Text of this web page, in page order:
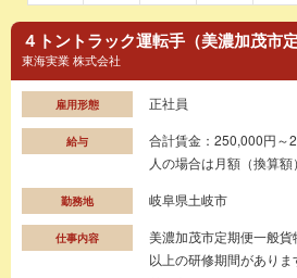
４トントラック運転手（美濃加茂市
東海実業 株式会社
雇用形態 正社員
給与
合計賃金：250,000円～
人の場合は月額（換算
勤務地 岐阜県土岐市
仕事内容
美濃加茂市定期便一般
以上の研修期間があり